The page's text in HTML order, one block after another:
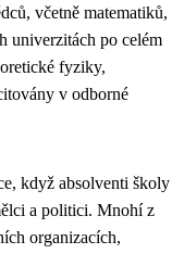
včetně matematiků,
univerzitách po celém
fyziky,
v odborné
když absolventi školy
a politici. Mnohí z
organizacích,